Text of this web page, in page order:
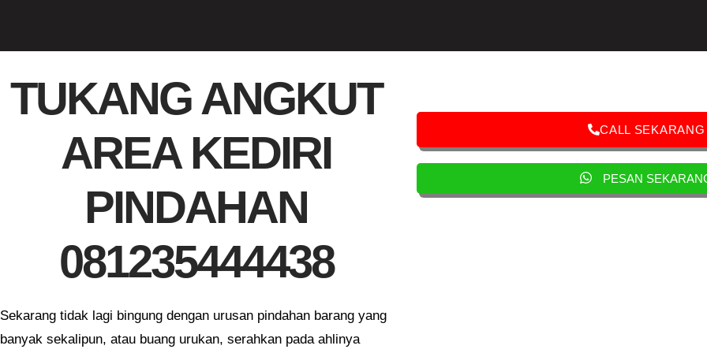
TUKANG ANGKUT
AREA KEDIRI
PINDAHAN
081235444438
Sekarang tidak lagi bingung dengan urusan pindahan barang yang
banyak sekalipun, atau buang urukan, serahkan pada ahlinya
CALL SEKARANG
PESAN